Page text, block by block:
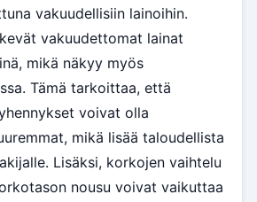
vakuudellisiin lainoihin.
vakuudettomat lainat
mikä näkyy myös
Tämä tarkoittaa, että
voivat olla
mikä lisää taloudellista
Lisäksi, korkojen vaihtelu
nousu voivat vaikuttaa